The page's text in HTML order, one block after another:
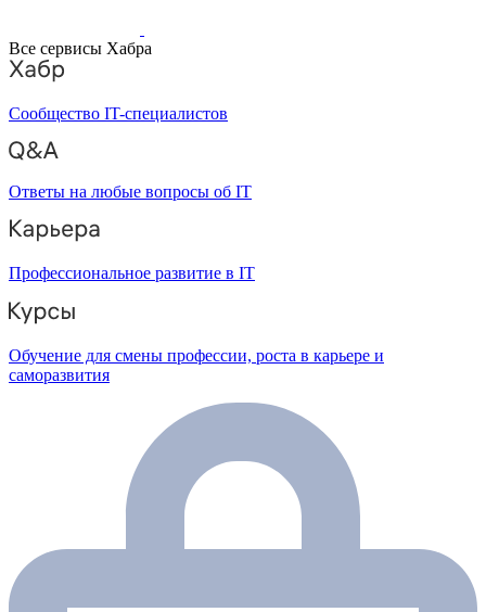
Все сервисы Хабра
Сообщество IT-специалистов
Ответы на любые вопросы об IT
Профессиональное развитие в IT
Обучение для смены профессии, роста в карьере и
саморазвития